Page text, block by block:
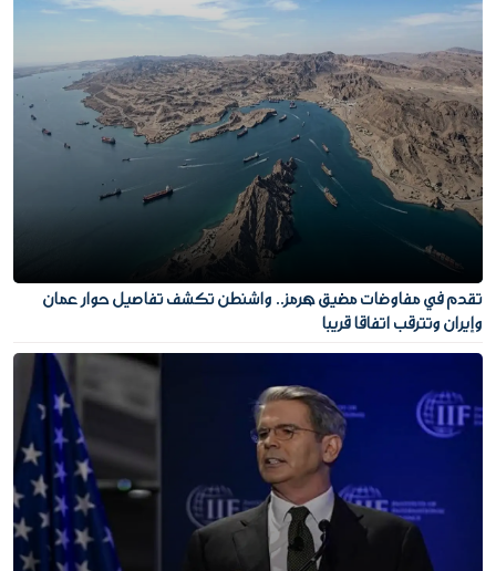
تقدم في مفاوضات مضيق هرمز.. واشنطن تكشف تفاصيل حوار عمان
وإيران وتترقب اتفاقا قريبا